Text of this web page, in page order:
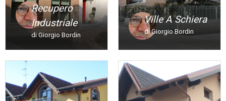
Recupero
Industriale
di Giorgio Bordin
Ville A Schiera
di Giorgio Bordin